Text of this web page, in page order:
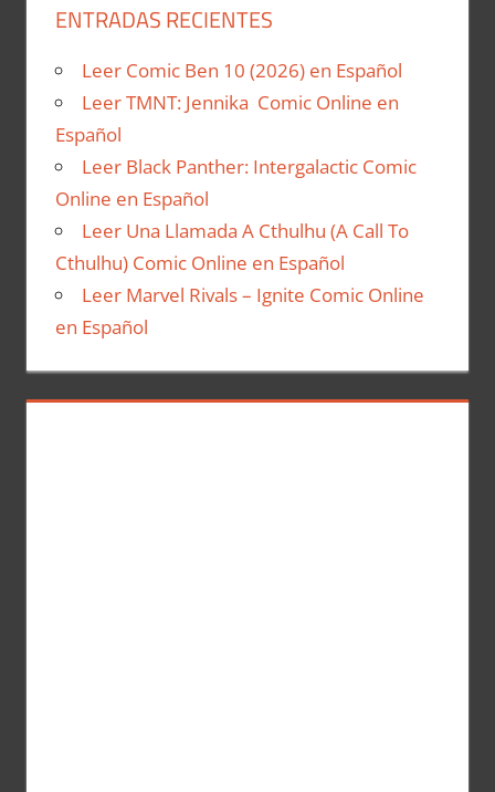
ENTRADAS RECIENTES
Leer Comic Ben 10 (2026) en Español
Leer TMNT: Jennika Comic Online en
Español
Leer Black Panther: Intergalactic Comic
Online en Español
Leer Una Llamada A Cthulhu (A Call To
Cthulhu) Comic Online en Español
Leer Marvel Rivals – Ignite Comic Online
en Español